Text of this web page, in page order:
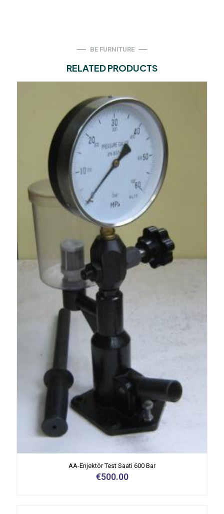
BE FURNITURE
RELATED PRODUCTS
AA-Enjektör Test Saati 600 Bar
€500.00